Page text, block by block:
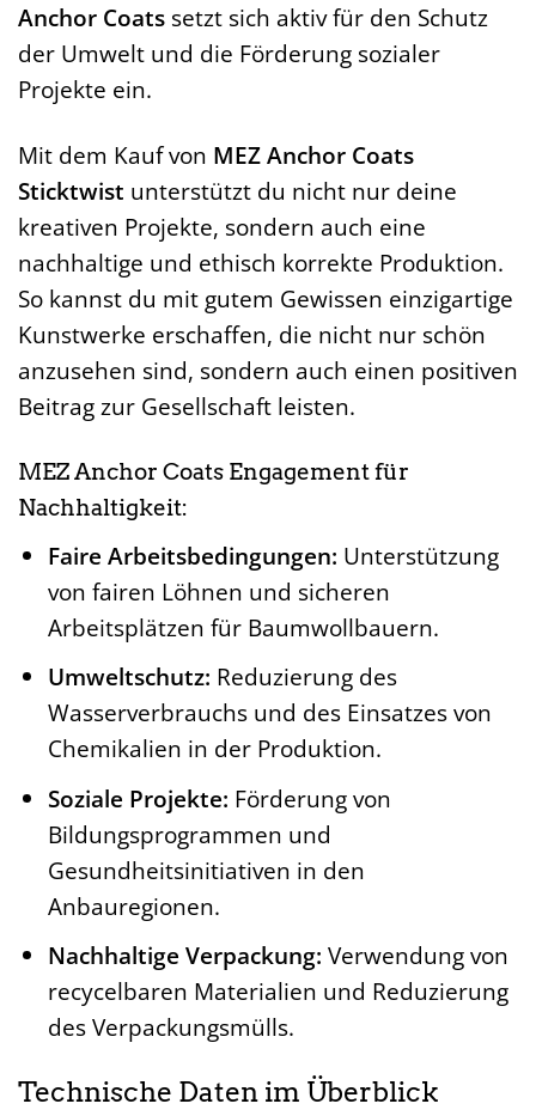
Anchor Coats setzt sich aktiv für den Schutz
der Umwelt und die Förderung sozialer
Projekte ein.
Mit dem Kauf von MEZ Anchor Coats
Sticktwist unterstützt du nicht nur deine
kreativen Projekte, sondern auch eine
nachhaltige und ethisch korrekte Produktion.
So kannst du mit gutem Gewissen einzigartige
Kunstwerke erschaffen, die nicht nur schön
anzusehen sind, sondern auch einen positiven
Beitrag zur Gesellschaft leisten.
MEZ Anchor Coats Engagement für
Nachhaltigkeit:
Faire Arbeitsbedingungen: Unterstützung
von fairen Löhnen und sicheren
Arbeitsplätzen für Baumwollbauern.
Umweltschutz: Reduzierung des
Wasserverbrauchs und des Einsatzes von
Chemikalien in der Produktion.
Soziale Projekte: Förderung von
Bildungsprogrammen und
Gesundheitsinitiativen in den
Anbauregionen.
Nachhaltige Verpackung: Verwendung von
recycelbaren Materialien und Reduzierung
des Verpackungsmülls.
Technische Daten im Überblick